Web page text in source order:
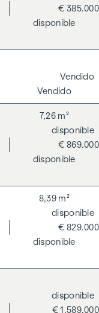
€ 385.000
disponible
Vendido
Vendido
7,26 m²
€ 869.000
disponible
disponible
8,39 m²
€ 829.000
disponible
disponible
€ 1.589.000
disponible